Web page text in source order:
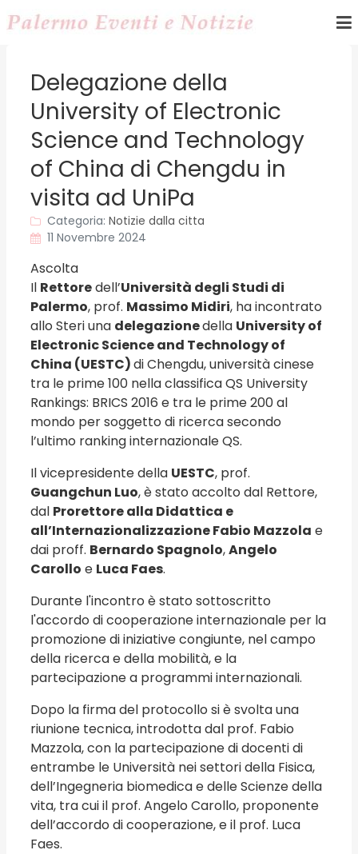
Delegazione della
University of Electronic
Science and Technology
of China di Chengdu in
visita ad UniPa
Categoria: Notizie dalla citta
11 Novembre 2024
Ascolta
Il Rettoredell’Università degli Studi di
Palermo, prof. Massimo Midiri, ha incontrato
allo Steri una delegazionedella University of
Electronic Science and Technology of
China (UESTC)di Chengdu, università cinese
tra le prime 100 nella classifica QS University
Rankings: BRICS 2016 e tra le prime 200 al
mondo per soggetto di ricerca secondo
l’ultimo ranking internazionale QS.
Il vicepresidente della UESTC, prof.
Guangchun Luo, è stato accolto dal Rettore,
dal Prorettore alla Didattica e
all’Internazionalizzazione Fabio Mazzola e
dai proff. Bernardo Spagnolo,Angelo
Carollo e Luca Faes.
Durante l'incontro è stato sottoscritto
l'accordo di cooperazione internazionale per la
promozione di iniziative congiunte, nel campo
della ricerca e della mobilità, e la
partecipazione a programmi internazionali.
Dopo la firma del protocollo si è svolta una
riunione tecnica, introdotta dal prof. Fabio
Mazzola, con la partecipazione di docenti di
entrambe le Università nei settori della Fisica,
dell’Ingegneria biomedica e delle Scienze della
vita, tra cui il prof. Angelo Carollo, proponente
dell’accordo di cooperazione, e il prof. Luca
Faes.